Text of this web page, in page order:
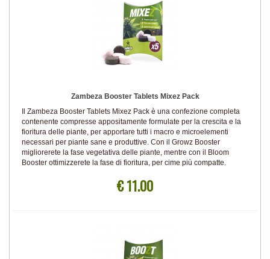
Zambeza Booster Tablets Mixez Pack
Il Zambeza Booster Tablets Mixez Pack è una confezione completa
contenente compresse appositamente formulate per la crescita e la
fioritura delle piante, per apportare tutti i macro e microelementi
necessari per piante sane e produttive. Con il Growz Booster
migliorerete la fase vegetativa delle piante, mentre con il Bloom
Booster ottimizzerete la fase di fioritura, per cime più compatte.
€ 11.00